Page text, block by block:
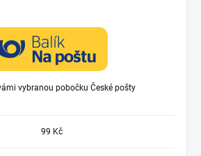
vybranou pobočku České pošty
99 Kč